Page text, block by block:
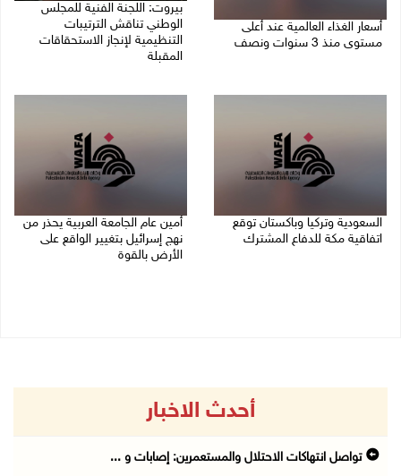
أسعار الغذاء العالمية عند أعلى
مستوى منذ 3 سنوات ونصف
بيروت: اللجنة الفنية للمجلس
الوطني تناقش الترتيبات
التنظيمية لإنجاز الاستحقاقات
المقبلة
السعودية وتركيا وباكستان توقع
اتفاقية مكة للدفاع المشترك
أمين عام الجامعة العربية يحذر من
نهج إسرائيل بتغيير الواقع على
الأرض بالقوة
أحدث الاخبار
تواصل انتهاكات الاحتلال والمستعمرين: إصابات و ...